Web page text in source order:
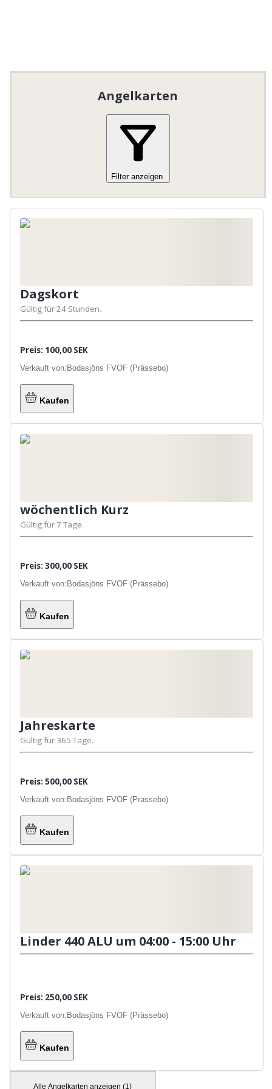
Angelkarten
Filter anzeigen
Dagskort
Gültig für 24 Stunden.
Preis: 100,00 SEK
Verkauft von: Bodasjöns FVOF (Prässebo)
Kaufen
wöchentlich Kurz
Gültig für 7 Tage.
Preis: 300,00 SEK
Verkauft von: Bodasjöns FVOF (Prässebo)
Kaufen
Jahreskarte
Gültig für 365 Tage.
Preis: 500,00 SEK
Verkauft von: Bodasjöns FVOF (Prässebo)
Kaufen
Linder 440 ALU um 04:00 - 15:00 Uhr
Preis: 250,00 SEK
Verkauft von: Bodasjöns FVOF (Prässebo)
Kaufen
Alle Angelkarten anzeigen (1)